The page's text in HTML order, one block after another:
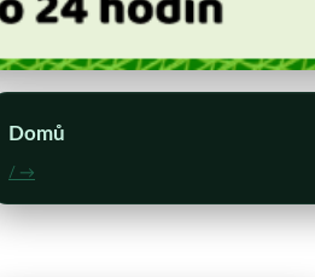
Domů
/ →